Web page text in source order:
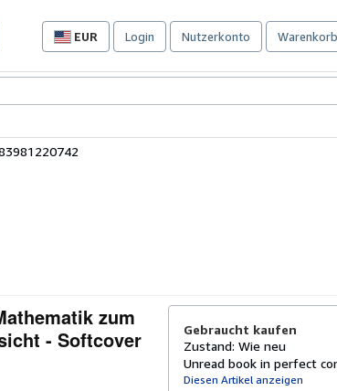
EUR
Seite
Einkaufseinstellungen.
Login Nutzerkonto Warenkorb
zum
- Softcover
Gebraucht kaufen
Zustand: Wie neu
Unread book in perfect
Diesen Artikel anzeigen